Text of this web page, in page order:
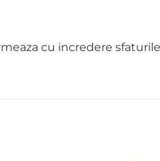
cu incredere